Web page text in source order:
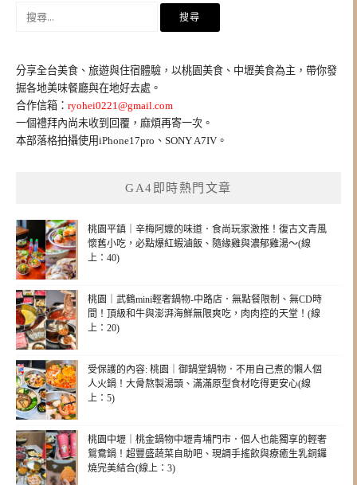
字:
分享全台美食、旅遊與住宿體驗，以桃園美食、中壢美食為主，帶你發
掘各地美味餐廳與在地好去處。
合作信箱： ryohei0221@gmail.com
一個禮拜內尚未收到回覆，麻煩再寄一次。
本部落格拍攝使用iPhone17pro、SONY A7IV。
GA4即時熱門文章
桃園平鎮｜辛梅阿嬤的味道．食尚玩家激推！復古文青風
懷舊小吃，必點爆紅蝦滷飯、隨緣雞與濃郁雞湯～(線
上：40)
桃園｜武鶴mini輕奢鍋物-中路店．無點餐限制、無CD時
間！頂級和牛與澎湃海鮮無限爽吃，肉肉控的天堂！(線
上：20)
受保護的內容: 桃園｜御鍋堂鍋物．不用自己煮的懶人個
人火鍋！大骨熬製湯頭、滿滿原型食材吃得更安心(線
上：5)
桃園中壢｜桃金鍋物中壢青埔門市．個人也能獨享的輕奢
鴛鴦鍋！超豐盛蔬菜自助吧、現調手搖飲與療癒生乳銅鑼
燒完美結合(線上：3)